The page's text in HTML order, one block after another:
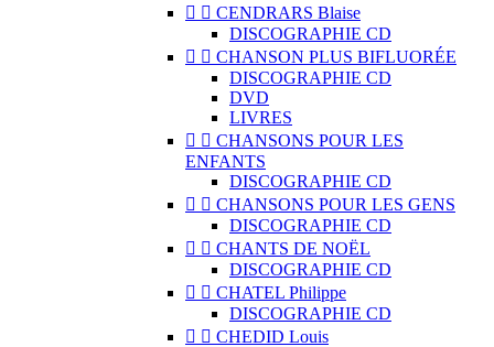
  CENDRARS Blaise
DISCOGRAPHIE CD
  CHANSON PLUS BIFLUORÉE
DISCOGRAPHIE CD
DVD
LIVRES
  CHANSONS POUR LES
ENFANTS
DISCOGRAPHIE CD
  CHANSONS POUR LES GENS
DISCOGRAPHIE CD
  CHANTS DE NOËL
DISCOGRAPHIE CD
  CHATEL Philippe
DISCOGRAPHIE CD
  CHEDID Louis